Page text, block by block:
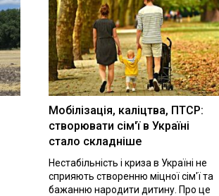
Мобілізація, каліцтва, ПТСР:
створювати сім'ї в Україні
стало складніше
Нестабільність і криза в Україні не
сприяють створенню міцної сім'ї та
бажанню народити дитину. Про це